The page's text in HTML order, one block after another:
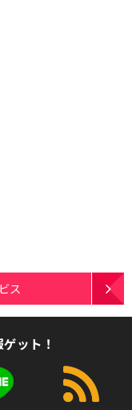
ス
ット！